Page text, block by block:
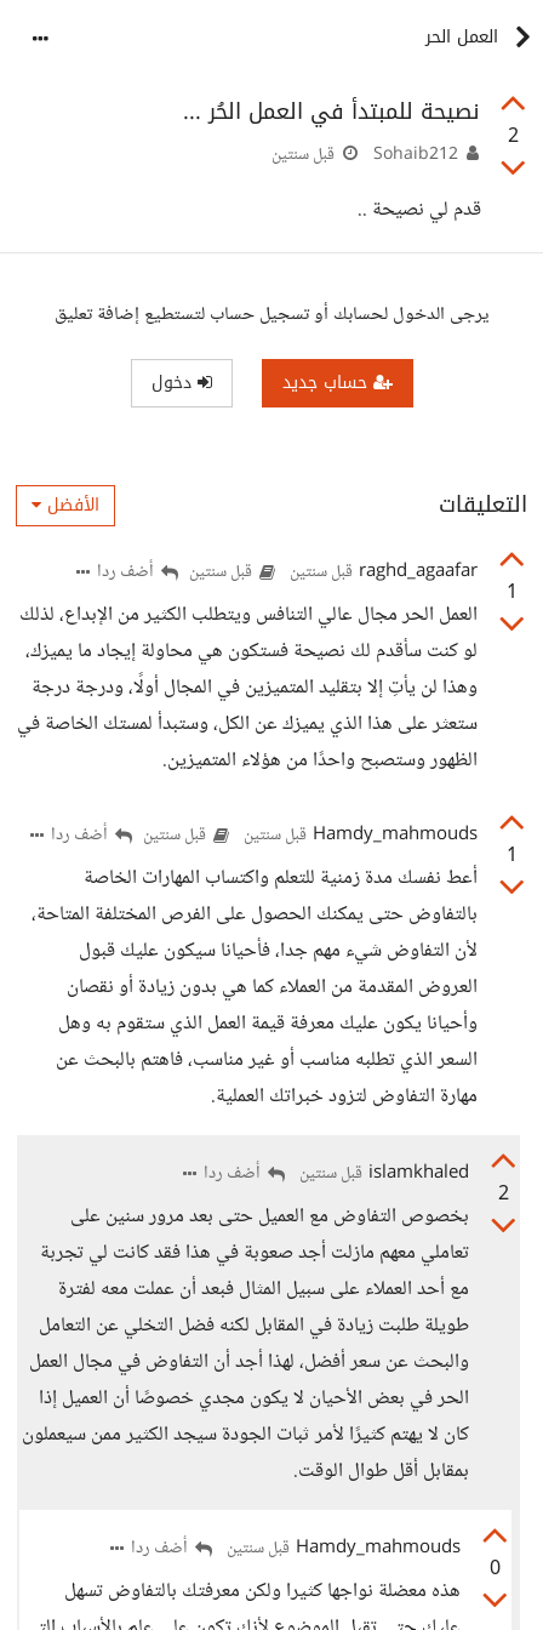
العمل الحر
2
نصيحة للمبتدأ في العمل الحُر ...
قبل سنتين
قدم لي نصيحة ..
يرجى الدخول لحسابك أو تسجيل حساب لتستطيع إضافة تعليق
حساب جديد دخول
التعليقات الأفضل
1
raghd_agaafar قبل سنتين قبل سنتين أضف ردا
العمل الحر مجال عالي التنافس ويتطلب الكثير من الإبداع، لذلك
لو كنت سأقدم لك نصيحة فستكون هي محاولة إيجاد ما يميزك،
وهذا لن يأتِ إلا بتقليد المتميزين في المجال أولًا، ودرجة درجة
ستعثر على هذا الذي يميزك عن الكل، وستبدأ لمستك الخاصة في
الظهور وستصبح واحدًا من هؤلاء المتميزين.
1
Hamdy_mahmouds قبل سنتين قبل سنتين أضف ردا
أعط نفسك مدة زمنية للتعلم واكتساب المهارات الخاصة
بالتفاوض حتى يمكنك الحصول على الفرص المختلفة المتاحة،
لأن التفاوض شيء مهم جدا، فأحيانا سيكون عليك قبول
العروض المقدمة من العملاء كما هي بدون زيادة أو نقصان
وأحيانا يكون عليك معرفة قيمة العمل الذي ستقوم به وهل
السعر الذي تطلبه مناسب أو غير مناسب، فاهتم بالبحث عن
مهارة التفاوض لتزود خبراتك العملية.
2
islamkhaled قبل سنتين أضف ردا
بخصوص التفاوض مع العميل حتى بعد مرور سنين على
تعاملي معهم مازلت أجد صعوبة في هذا فقد كانت لي تجربة
مع أحد العملاء على سبيل المثال فبعد أن عملت معه لفترة
طويلة طلبت زيادة في المقابل لكنه فضل التخلي عن التعامل
والبحث عن سعر أفضل، لهذا أجد أن التفاوض في مجال العمل
الحر في بعض الأحيان لا يكون مجدي خصوصًا أن العميل إذا
كان لا يهتم كثيرًا لأمر ثبات الجودة سيجد الكثير ممن سيعملون
بمقابل أقل طوال الوقت.
0
Hamdy_mahmouds قبل سنتين أضف ردا
هذه معضلة نواجها كثيرا ولكن معرفتك بالتفاوض تسهل